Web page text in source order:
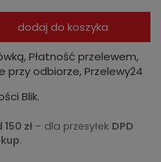
dodaj do koszyka
Płatność przelewem,
przy odbiorze, Przelewy24
Blik.
zł – dla przesyłek DPD
.